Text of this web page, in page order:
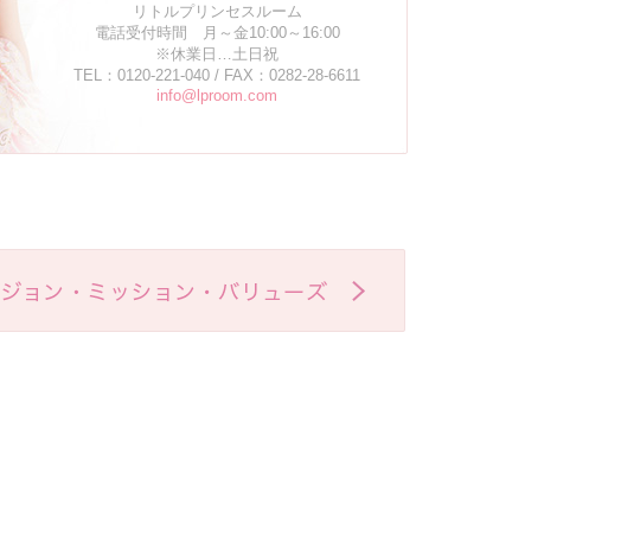
リトルプリンセスルーム
電話受付時間 月～金10:00～16:00
※休業日…土日祝
TEL：0120-221-040 / FAX：0282-28-6611
info@lproom.com